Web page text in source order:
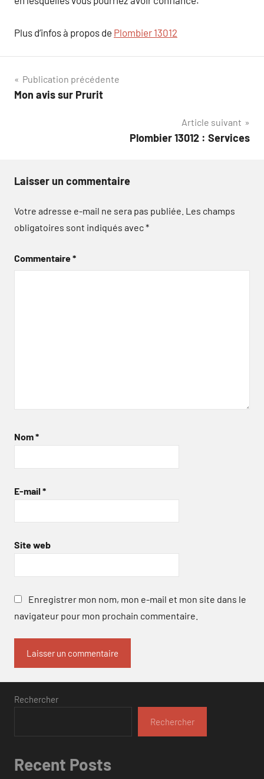
Plus d’infos à propos de Plombier 13012
Navigation
de
Publication précédente
Mon avis sur Prurit
Article suivant
Plombier 13012 : Services
Laisser un commentaire
Votre adresse e-mail ne sera pas publiée. Les champs
obligatoires sont indiqués avec*
Commentaire*
Nom*
E-mail *
Site web
Enregistrer mon nom, mon e-mail et mon site dans le
navigateur pour mon prochain commentaire.
Rechercher
Rechercher
Recent Posts